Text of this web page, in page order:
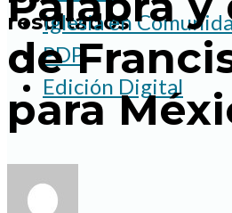
resultados
Iglesia en
PDP
Edición Digital
de
para